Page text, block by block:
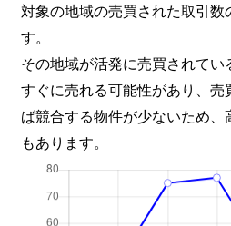
対象の地域の売買された取引
す。
その地域が活発に売買されて
すぐに売れる可能性があり、
ば競合する物件が少ないため
もあります。